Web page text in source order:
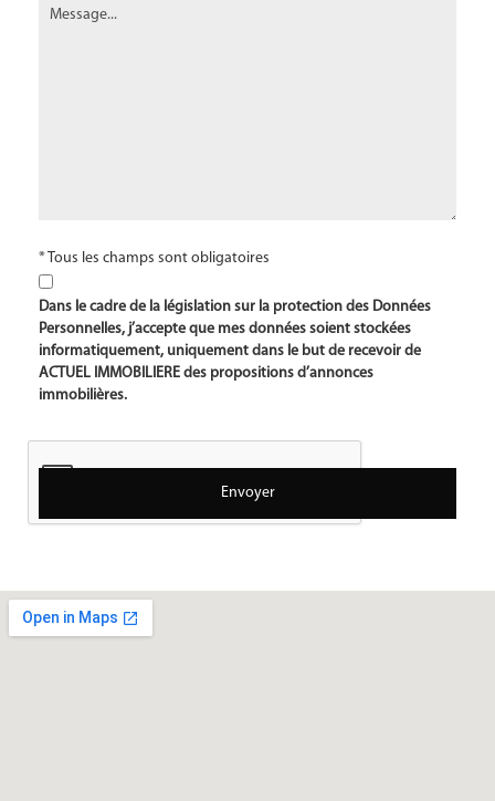
* Tous les champs sont obligatoires
Dans le cadre de la législation sur la protection des Données
Personnelles, j’accepte que mes données soient stockées
informatiquement, uniquement dans le but de recevoir de
ACTUEL IMMOBILIERE des propositions d’annonces
immobilières.